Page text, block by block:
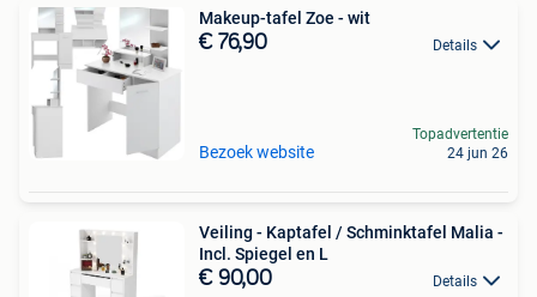
Makeup-tafel Zoe - wit
€ 76,90 Details
Bezoek website
Topadvertentie
24 jun 26
Veiling - Kaptafel / Schminktafel Malia -
Incl. Spiegel en L
€ 90,00 Details